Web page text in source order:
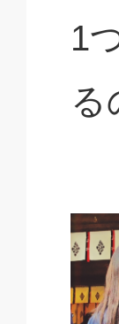
1
る